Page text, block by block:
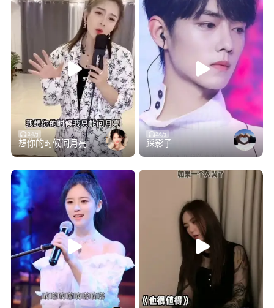
3.4万
想你的时候问月亮
2.6万
踩影子